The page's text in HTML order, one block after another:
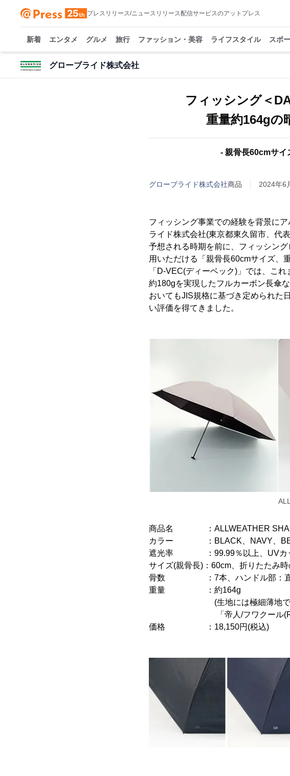
プレスリリース/ニュースリリース配信サービスのアットプレス
新着 エンタメ グルメ 旅行 ファッション・美容 ライフスタイル スポ
グローブライド株式会社
フィッシング＜
重量約164gの
- 親骨長60cmサイ
グローブライド株式会社商品 2024年6
フィッシング事業での経験を背景に
ライド株式会社(東京都東久留市、代
予想される時期を前に、フィッシン
用いただける「親骨長60cmサイズ、
「D-VEC(ディーベック)」では、こ
約180gを実現したフルカーボン長傘
おいてもJIS規格に基づき定められた
い評価を得てきました。
商品名 ：ALLWEATHER
カラー ：BLACK、NAVY、
遮光率 ：99.99％以上、UVカッ
サイズ(親骨長)：60cm、折りたたみ
骨数 ：7本、ハンドル部：直径
重量 ：約164g
(生地には極細薄地でも耐
「帝人/フワクール(R)
価格 ：18,150円(税込)